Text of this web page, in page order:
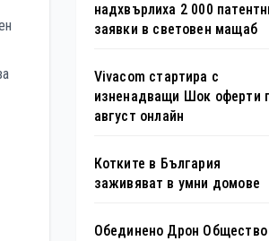
надхвърлиха 2 000
заявки в световен мащаб
Vivacom стартира с
изненадващи Шок оферти
август онлайн
Котките в България
заживяват в умни домове
Обединено Дрон Общество